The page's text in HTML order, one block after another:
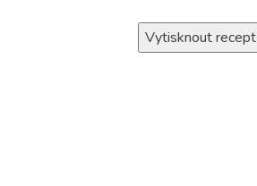
Vytisknout recept